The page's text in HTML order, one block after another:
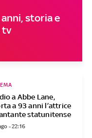
storia e
tv
a Abbe Lane,
a 93 anni l’attrice
statunitense
- 22:16